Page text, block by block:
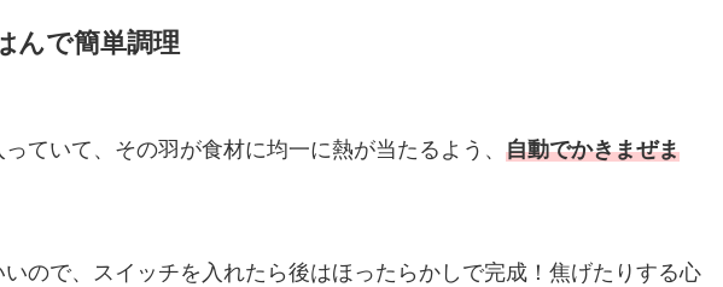
んで簡単調理
ていて、その羽が食材に均一に熱が当たるよう、 自動でかきまぜま
ので、スイッチを入れたら後はほったらかしで完成！焦げたりする心